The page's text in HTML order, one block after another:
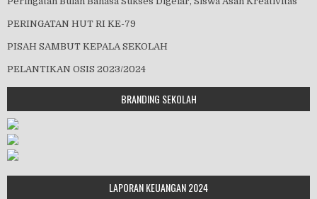
PERINGATAN HUT RI KE-79
PISAH SAMBUT KEPALA SEKOLAH
PELANTIKAN OSIS 2023/2024
BRANDING SEKOLAH
LAPORAN KEUANGAN 2024